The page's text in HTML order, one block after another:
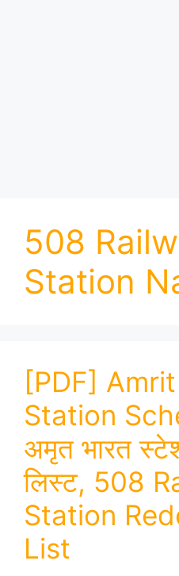
508
Station
[PDF]
Station
अमृत भारत
लिस्ट, 508
Station
List